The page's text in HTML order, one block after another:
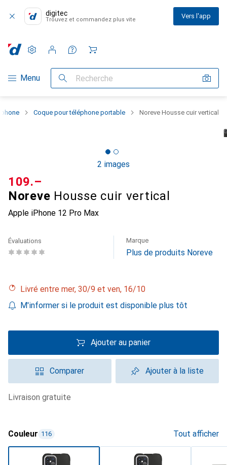
digitec
Trouvez et commandez plus vite Vers l'app
Navigation par catégorie
Menu Recherche
Paramètres
Compte client
Listes de comparaison
Listes d'envies
Panier
Coque pour téléphone portable Noreve Housse cuir vertical
2 images
Noreve Housse cuir vertical
Apple iPhone 12 Pro Max
CHF
109.–
Évaluations Marque
Plus de produits Noreve
Livré entre mer, 30/9 et ven, 16/10
M'informer si le produit est disponible plus tôt
Ajouter au panier
Comparer Ajouter à la liste
livraison gratuite
Couleur 116 Tout afficher